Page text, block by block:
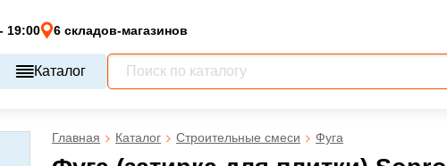
19:00 6 складов-магазинов
Каталог
Главная Каталог Строительные смеси Фуга